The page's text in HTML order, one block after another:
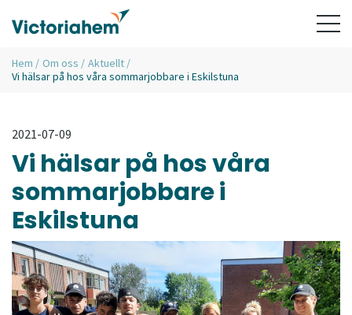
Hem / Om oss / Aktuellt /
Vi hälsar på hos våra sommarjobbare i Eskilstuna
2021-07-09
Vi hälsar på hos våra
sommarjobbare i
Eskilstuna